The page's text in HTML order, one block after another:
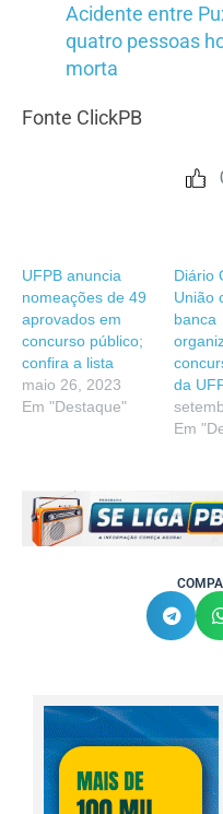
Acidente entre
quatro pessoas
morta
Fonte ClickPB
UFPB anuncia
nomeações de 49
aprovados em
concurso público;
confira a lista
maio 26, 2023
Em "Destaque"
Diário
União
banca
da
Em